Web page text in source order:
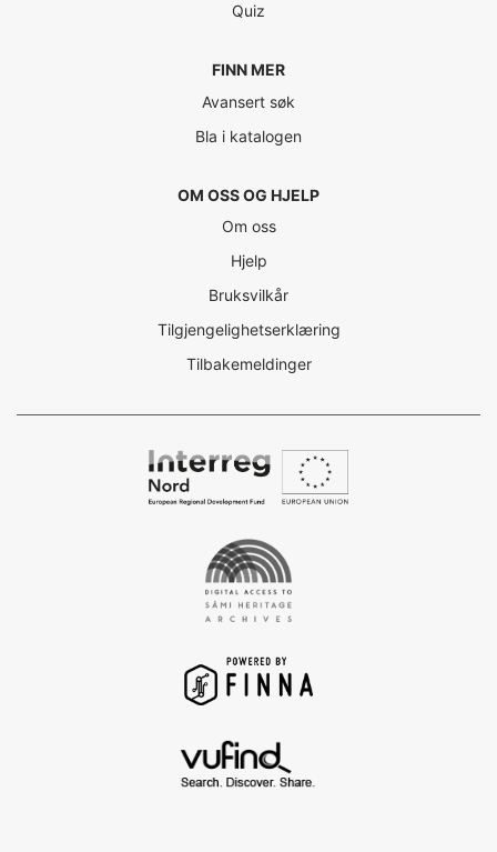
Quiz
FINN MER
Avansert søk
Bla i katalogen
OM OSS OG HJELP
Om oss
Hjelp
Bruksvilkår
Tilgjengelighetserklæring
Tilbakemeldinger
the
Sámi
Heritage
Archives